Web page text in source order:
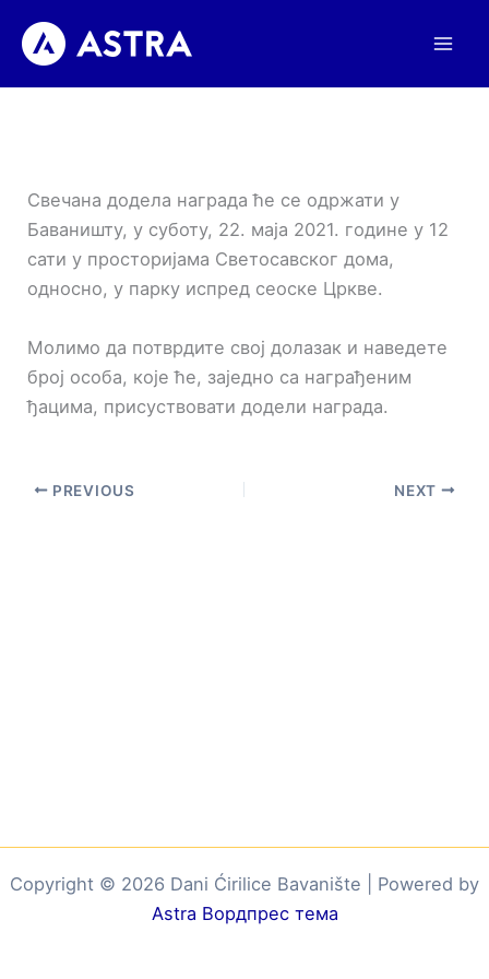
садржај
Свечана додела награда ће се одржати у
Баваништу, у суботу, 22. маја 2021. године у 12
сати у просторијама Светосавског дома,
односно, у парку испред сеоске Цркве.
Молимо да потврдите свој долазак и наведете
број особа, које ће, заједно са награђеним
ђацима, присуствовати додели награда.
PREVIOUS NEXT
Copyright © 2026 Dani Ćirilice Bavanište | Powered by
Astra Вордпрес тема